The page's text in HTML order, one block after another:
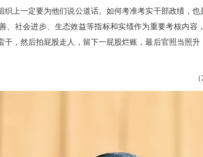
上一定要为他们说公道话。如何考准考实干部政绩，
、社会进步、生态效益等指标和实绩作为重要考核内容
干，然后拍屁股走人，留下一屁股烂账，最后官照当照